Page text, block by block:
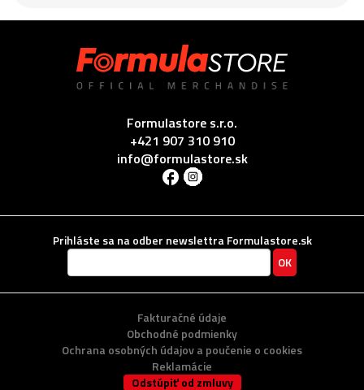
Formulastore s.r.o.
+421 907 310 910
info@formulastore.sk
Prihláste sa na odber newslettra Formulastore.sk
Fakturačné údaje
Obchodné podmienky
Ochrana osobných údajov a poučenie o cookies
Reklamácie
Odstúpiť od zmluvy